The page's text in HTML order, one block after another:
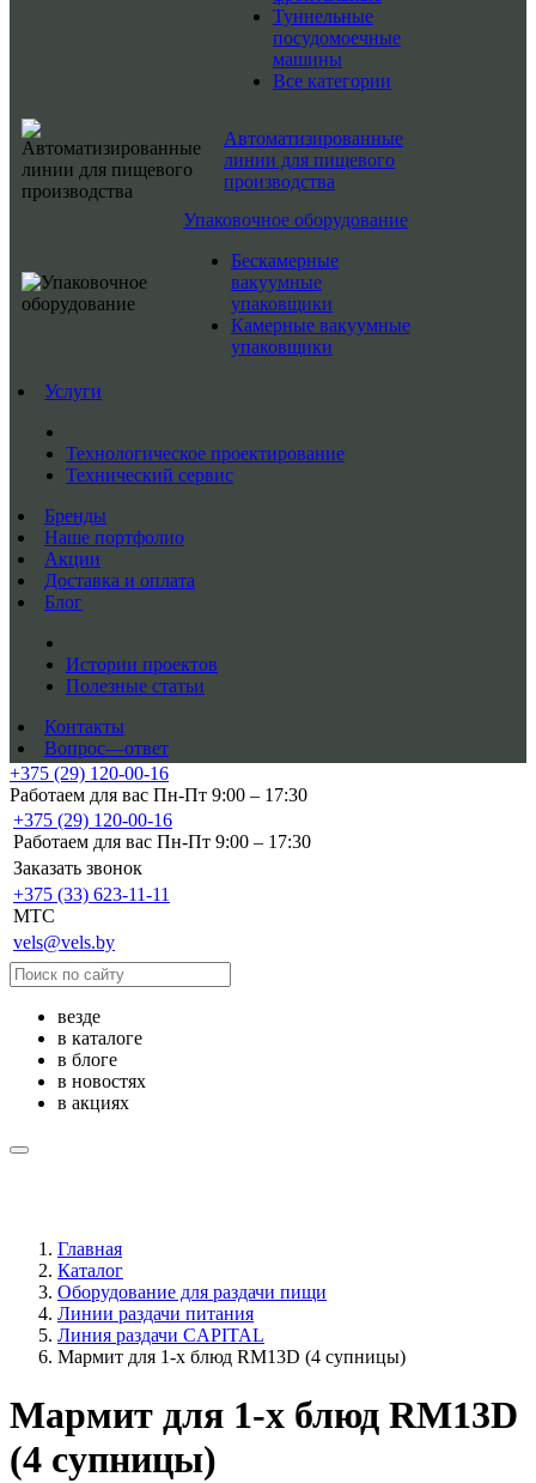
Туннельные
посудомоечные
машины
Все категории
Автоматизированные
линии для пищевого
производства
Упаковочное оборудование
Бескамерные
вакуумные
упаковщики
Камерные вакуумные
упаковщики
Услуги
Технологическое проектирование
Технический сервис
Бренды
Наше портфолио
Акции
Доставка и оплата
Блог
Истории проектов
Полезные статьи
Контакты
Вопрос—ответ
+375 (29) 120-00-16
Работаем для вас Пн-Пт 9:00 – 17:30
+375 (29) 120-00-16
Работаем для вас Пн-Пт 9:00 – 17:30
Заказать звонок
+375 (33) 623-11-11
MTC
vels@vels.by
везде
в каталоге
в блоге
в новостях
в акциях
Главная
Каталог
Оборудование для раздачи пищи
Линии раздачи питания
Линия раздачи CAPITAL
Мармит для 1-х блюд RM13D (4 супницы)
Мармит для 1-х блюд RM13D
(4 супницы)